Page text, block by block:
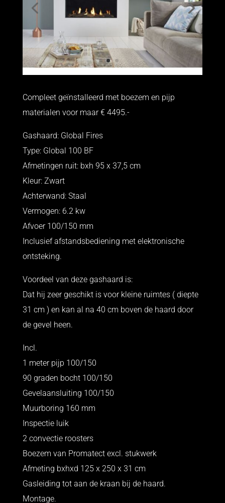
Compleet geïnstalleerd met boezem en pijp
materialen voor maar € 4495.-
Gashaard: Global Fires
Type: Global 100 BF
Afmetingen ruit: bxh 95 x 37,5 cm
Kleur: Zwart
Achterwand: Staal
Vermogen: 6.2 kw
Afvoer 100/150 mm
Inclusief afstandsbediening met elektronische
ontsteking.
Voordeel van deze gashaard is:
Dat hij zeer geschikt is voor kleine ruimtes ( diepte
31 cm ) en kan al na 40 cm boven de haard door
de gevel heen.
Incl.
1 meter pijp 100/150
90 graden bocht 100/150
Gevelaansluiting 100/150
Muurboring 160 mm
Inspectie luik
2 convectie roosters
Boezem van Promatect excl. stukwerk
Afmeting bxhxd 125 x 250 x 31 cm
Gasleiding tot aan de kraan bij de haard.
Montage.